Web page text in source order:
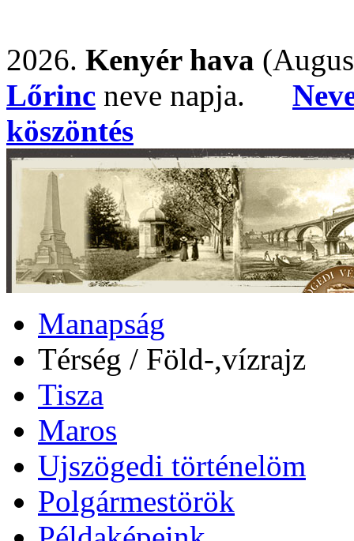
2026. Kenyér hava
Lőrinc neve napja.
köszöntés
Manapság
Térség / Föld-,vízrajz
Tisza
Maros
Ujszögedi történelöm
Polgármestörök